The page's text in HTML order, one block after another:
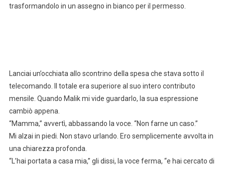
trasformandolo in un assegno in bianco per il permesso.
Lanciai un’occhiata allo scontrino della spesa che stava sotto il
telecomando. Il totale era superiore al suo intero contributo
mensile. Quando Malik mi vide guardarlo, la sua espressione
cambiò appena.
“Mamma,” avvertì, abbassando la voce. “Non farne un caso.”
Mi alzai in piedi. Non stavo urlando. Ero semplicemente avvolta in
una chiarezza profonda.
“L’hai portata a casa mia,” gli dissi, la voce ferma, “e hai cercato di